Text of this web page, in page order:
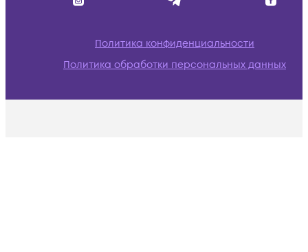
Политика конфиденциальности
Политика обработки персональных данных